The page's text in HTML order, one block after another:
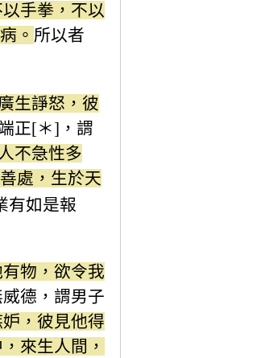
手拳，不以
。 所以者
生諍怒，彼
正[＊]，謂
不急性多
處，生於天
有如是報
物，欲令我
德，謂男子
，彼見他得
來生人間，